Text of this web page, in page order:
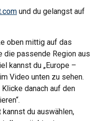
und du gelangst auf
oben mittig auf das
die passende Region aus
kannst du „Europe –
Video unten zu sehen.
Klicke danach auf den
du auswählen,